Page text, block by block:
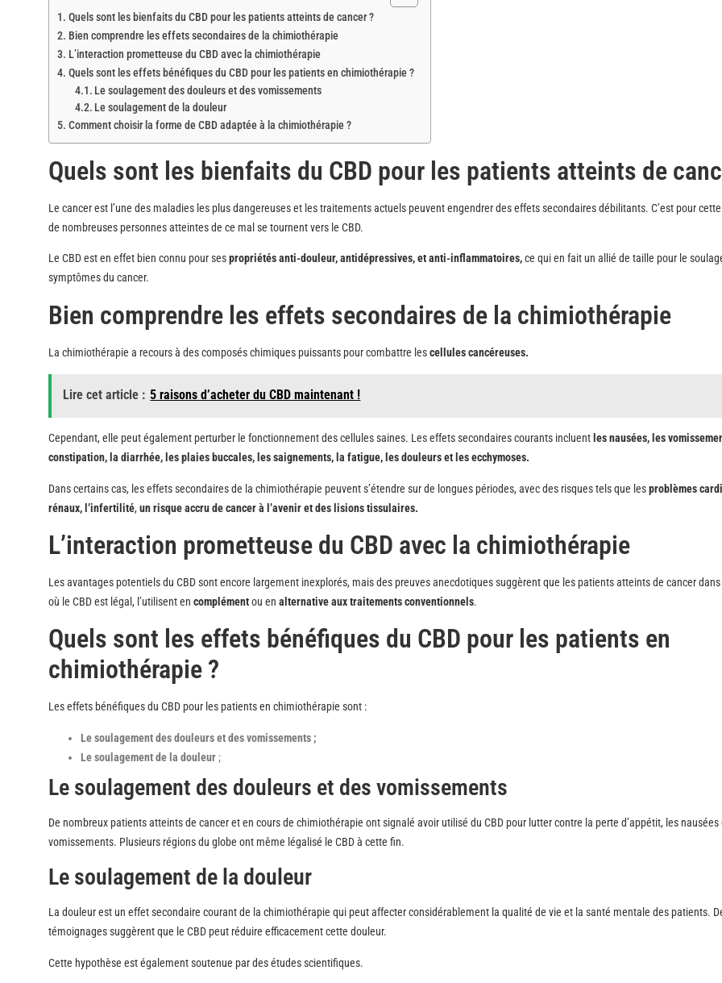
Quels sont les bienfaits du CBD pour les patients atteints de cancer ?
Bien comprendre les effets secondaires de la chimiothérapie
L’interaction prometteuse du CBD avec la chimiothérapie
Quels sont les effets bénéfiques du CBD pour les patients en chimiothérapie ?
Le soulagement des douleurs et des vomissements
Le soulagement de la douleur
Comment choisir la forme de CBD adaptée à la chimiothérapie ?
Quels sont les bienfaits du CBD pour les patients atteints de
Le cancer est l’une des maladies les plus dangereuses et les traitements actuels peuvent engendrer des effets secondaires débilitants. C’est pour
de nombreuses personnes atteintes de ce mal se tournent vers le CBD.
Le CBD est en effet bien connu pour sespropriétés anti-douleur, antidépressives, et anti-inflammatoires,ce qui en fait un allié de taille pour le
symptômes du cancer.
Bien comprendre les effets secondaires de la chimiothérapie
La chimiothérapie a recours à des composés chimiques puissants pour combattre lescellules cancéreuses.
Lire cet article : 5 raisons d’acheter du CBD maintenant !
Cependant, elle peut également perturber le fonctionnement des cellules saines. Les effets secondaires courants incluent les nausées, les
constipation, la diarrhée, les plaies buccales, les saignements, la fatigue, les douleurs et les ecchymoses.
Dans certains cas, les effets secondaires de la chimiothérapie peuvent s’étendre sur de longues périodes, avec des risques tels que lesproblèmes
rénaux, l’infertilité, un risque accru de cancer à l’avenir et des lisions tissulaires.
L’interaction prometteuse du CBD avec la chimiothérapie
Les avantages potentiels du CBD sont encore largement inexplorés, mais des preuves anecdotiques suggèrent que les patients atteints de cancer
où le CBD est légal, l’utilisent en complémentou en alternative aux traitements conventionnels.
Quels sont les effets bénéfiques du CBD pour les patients en
chimiothérapie ?
Les effets bénéfiques du CBD pour les patients en chimiothérapie sont :
Le soulagement des douleurs et des vomissements ;
Le soulagement de la douleur ;
Le soulagement des douleurs et des vomissements
De nombreux patients atteints de cancer et en cours de chimiothérapie ont signalé avoir utilisé du CBD pour lutter contre la perte d’appétit, les nausées
vomissements. Plusieurs régions du globe ont même légalisé le CBD à cette fin.
Le soulagement de la douleur
La douleur est un effet secondaire courant de la chimiothérapie qui peut affecter considérablement la qualité de vie et la santé mentale des patients.
témoignages suggèrent que le CBD peut réduire efficacement cette douleur.
Cette hypothèse est également soutenue par des études scientifiques.